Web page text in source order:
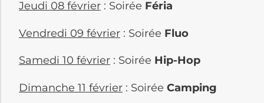
Jeudi 08 février : Soirée Féria
Vendredi 09 février : Soirée Fluo
Samedi 10 février : Soirée Hip-Hop
Dimanche 11 février : Soirée Camping